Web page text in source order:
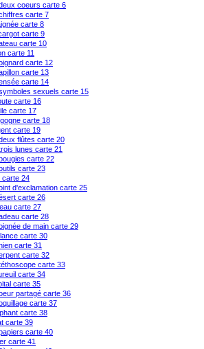
coeurs carte 6
carte 7
carte 8
carte 9
carte 10
carte 11
carte 12
carte 13
carte 14
sexuels carte 15
carte 16
carte 17
carte 18
carte 19
flûtes carte 20
lunes carte 21
carte 22
carte 23
carte 24
d'exclamation carte 25
carte 26
carte 27
carte 28
de main carte 29
carte 30
carte 31
carte 32
carte 33
carte 34
carte 35
partagé carte 36
carte 37
carte 38
carte 39
carte 40
carte 41